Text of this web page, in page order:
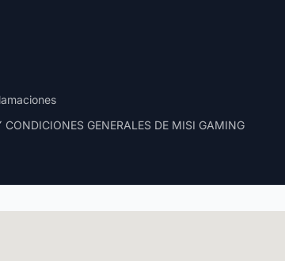
CONDICIONES GENERALES DE MISI GAMING